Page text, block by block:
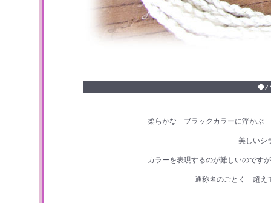
◆
柔らかな ブラックカラーに浮かぶ
美しいシ
カラーを表現するのが難しいのです
通称名のごとく 超え